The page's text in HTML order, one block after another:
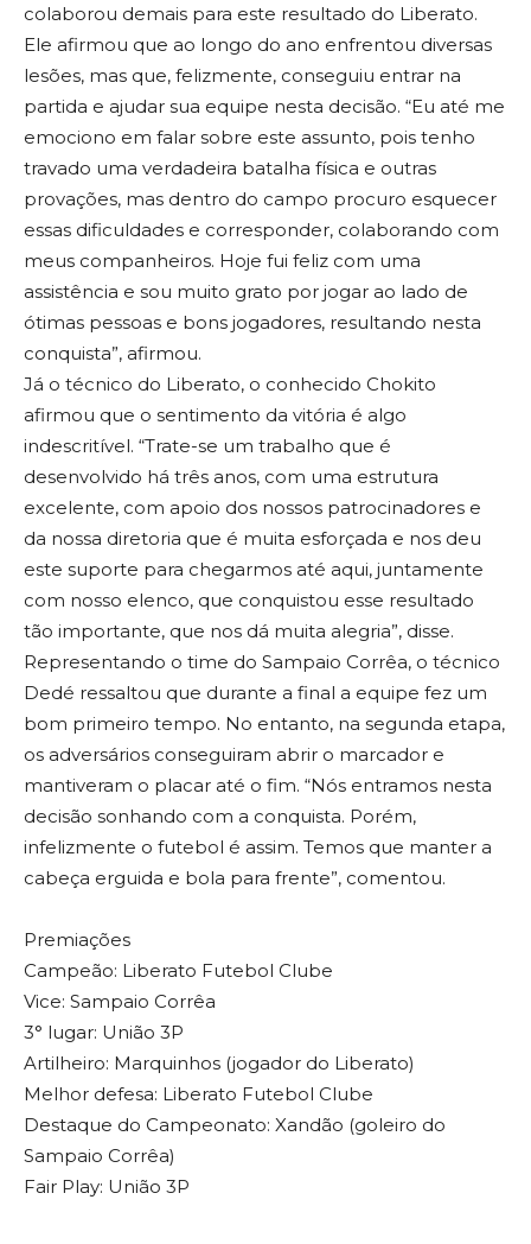
colaborou demais para este resultado do Liberato.
Ele afirmou que ao longo do ano enfrentou diversas
lesões, mas que, felizmente, conseguiu entrar na
partida e ajudar sua equipe nesta decisão. “Eu até me
emociono em falar sobre este assunto, pois tenho
travado uma verdadeira batalha física e outras
provações, mas dentro do campo procuro esquecer
essas dificuldades e corresponder, colaborando com
meus companheiros. Hoje fui feliz com uma
assistência e sou muito grato por jogar ao lado de
ótimas pessoas e bons jogadores, resultando nesta
conquista”, afirmou.
Já o técnico do Liberato, o conhecido Chokito
afirmou que o sentimento da vitória é algo
indescritível. “Trate-se um trabalho que é
desenvolvido há três anos, com uma estrutura
excelente, com apoio dos nossos patrocinadores e
da nossa diretoria que é muita esforçada e nos deu
este suporte para chegarmos até aqui, juntamente
com nosso elenco, que conquistou esse resultado
tão importante, que nos dá muita alegria”, disse.
Representando o time do Sampaio Corrêa, o técnico
Dedé ressaltou que durante a final a equipe fez um
bom primeiro tempo. No entanto, na segunda etapa,
os adversários conseguiram abrir o marcador e
mantiveram o placar até o fim. “Nós entramos nesta
decisão sonhando com a conquista. Porém,
infelizmente o futebol é assim. Temos que manter a
cabeça erguida e bola para frente”, comentou.
Premiações
Campeão: Liberato Futebol Clube
Vice: Sampaio Corrêa
3° lugar: União 3P
Artilheiro: Marquinhos (jogador do Liberato)
Melhor defesa: Liberato Futebol Clube
Destaque do Campeonato: Xandão (goleiro do
Sampaio Corrêa)
Fair Play: União 3P